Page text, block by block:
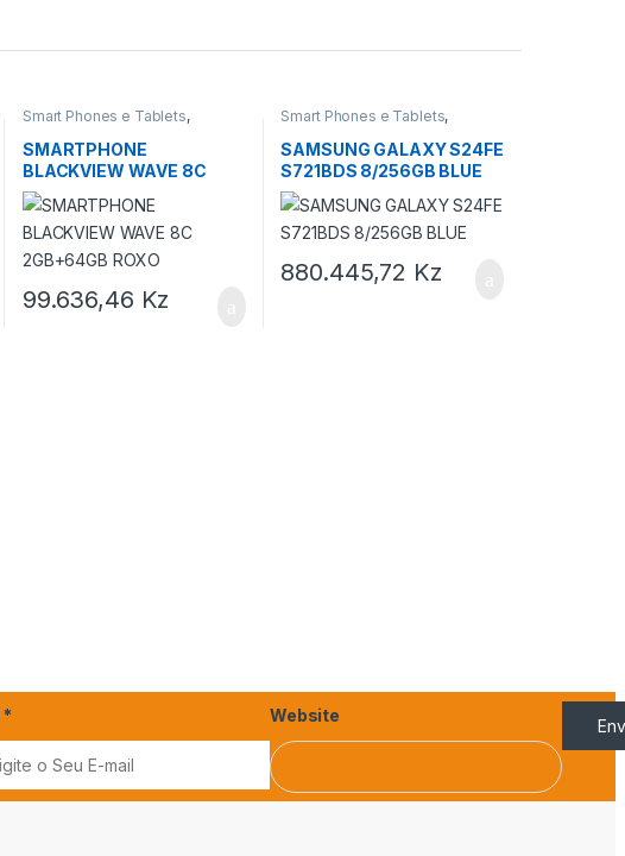
Smart Phones e Tablets,
SMARTPHONE
BLACKVIEW WAVE 8C
2GB+64GB ROXO
99.636,46 Kz
Smart Phones e Tablets,
SAMSUNG GALAXY S24FE
S721BDS 8/256GB BLUE
880.445,72 Kz
* Website